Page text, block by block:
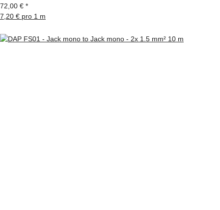
72,00 € *
7,20 € pro 1 m